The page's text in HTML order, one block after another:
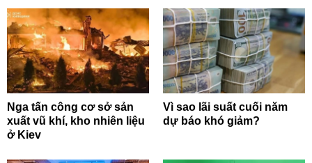
Nga tấn công cơ sở sản
xuất vũ khí, kho nhiên liệu
ở Kiev
Vì sao lãi suất cuối năm
dự báo khó giảm?